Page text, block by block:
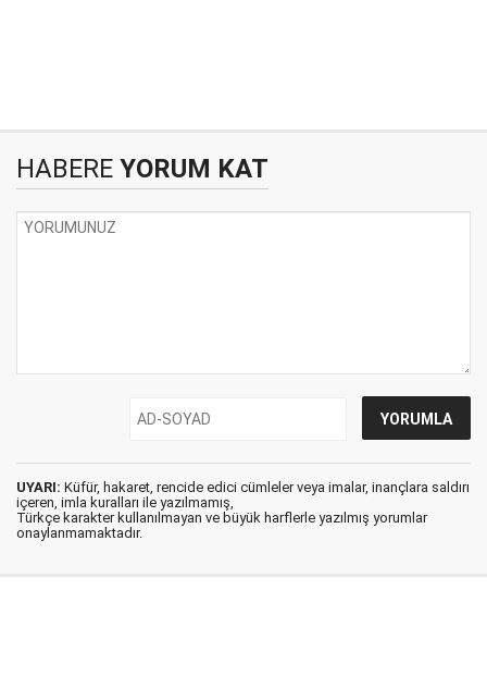
HABERE YORUM KAT
UYARI: Küfür, hakaret, rencide edici cümleler veya imalar, inançlara saldırı
içeren, imla kuralları ile yazılmamış,
Türkçe karakter kullanılmayan ve büyük harflerle yazılmış yorumlar
onaylanmamaktadır.